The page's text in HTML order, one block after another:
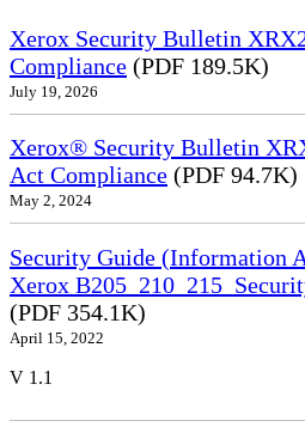
Xerox Security Bulletin
Compliance (PDF 189.5K)
July 19, 2026
Xerox® Security Bulletin
Act Compliance (PDF 94.7K)
May 2, 2024
Security Guide (Information
Xerox
(PDF 354.1K)
April 15, 2022
V 1.1